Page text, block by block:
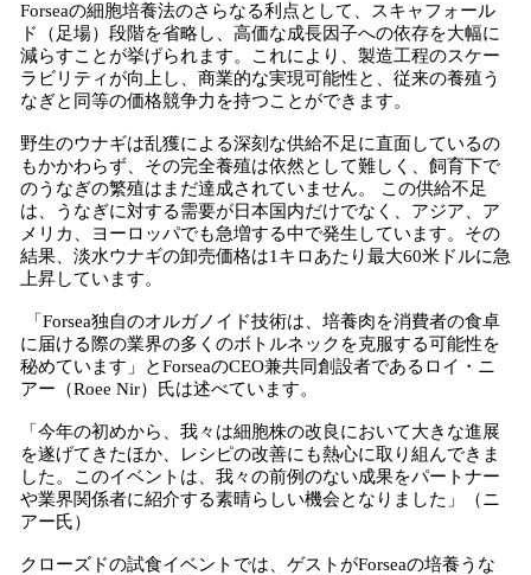
Forseaの細胞培養法のさらなる利点として、スキャフォール
ド（足場）段階を省略し、高価な成長因子への依存を大幅に
減らすことが挙げられます。これにより、製造工程のスケー
ラビリティが向上し、商業的な実現可能性と、従来の養殖う
なぎと同等の価格競争力を持つことができます。
野生のウナギは乱獲による深刻な供給不足に直面しているの
もかかわらず、その完全養殖は依然として難しく、飼育下で
のうなぎの繁殖はまだ達成されていません。 この供給不足
は、うなぎに対する需要が日本国内だけでなく、アジア、ア
メリカ、ヨーロッパでも急増する中で発生しています。その
結果、淡水ウナギの卸売価格は1キロあたり最大60米ドルに急
上昇しています。
「Forsea独自のオルガノイド技術は、培養肉を消費者の食卓
に届ける際の業界の多くのボトルネックを克服する可能性を
秘めています」とForseaのCEO兼共同創設者であるロイ・ニ
アー（Roee Nir）氏は述べています。
「今年の初めから、我々は細胞株の改良において大きな進展
を遂げてきたほか、レシピの改善にも熱心に取り組んできま
した。このイベントは、我々の前例のない成果をパートナー
や業界関係者に紹介する素晴らしい機会となりました」（ニ
アー氏）
クローズドの試食イベントでは、ゲストがForseaの培養うな